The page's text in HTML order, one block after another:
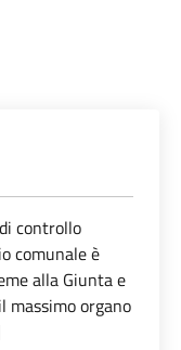
controllo
comunale è
alla Giunta e
massimo organo